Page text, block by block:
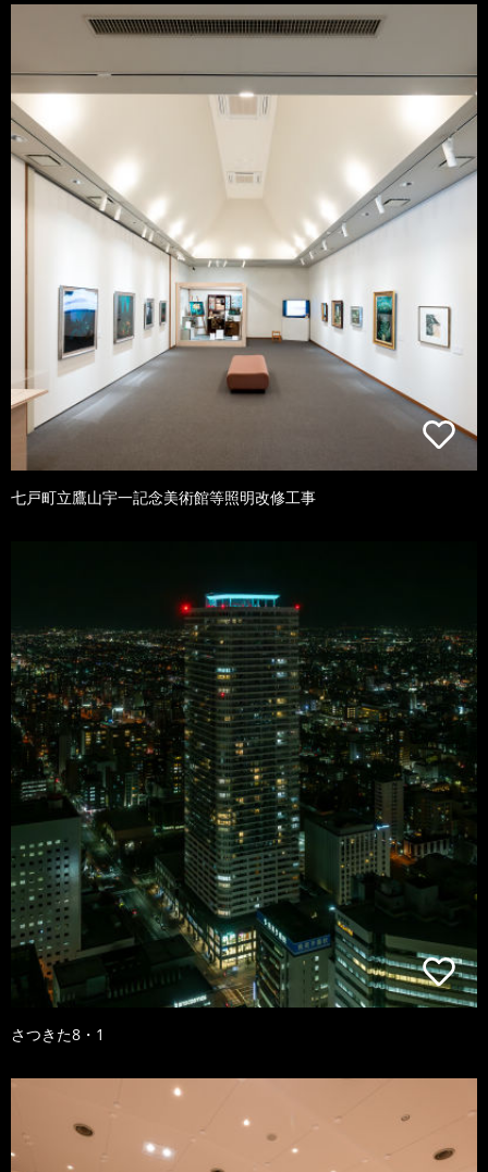
七戸町立鷹山宇一記念美術館等照明改修工事
さつきた8・1